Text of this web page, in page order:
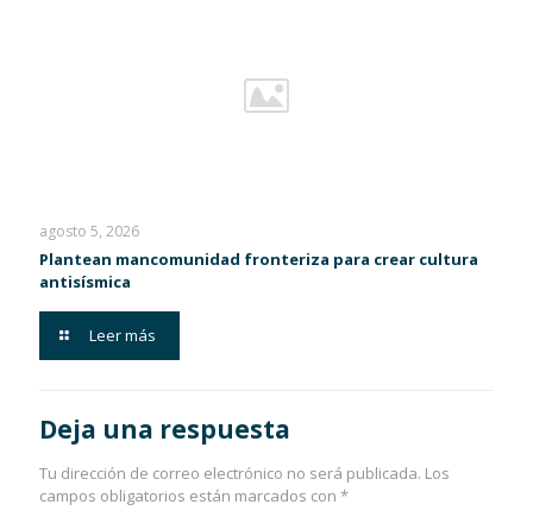
agosto 5, 2026
Plantean mancomunidad fronteriza para crear cultura
antisísmica
Leer más
Deja una respuesta
Tu dirección de correo electrónico no será publicada. Los
campos obligatorios están marcados con *